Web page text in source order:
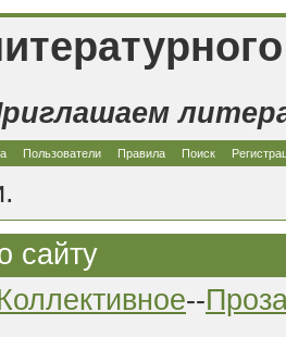
Пользователи Правила Поиск
сайту
--